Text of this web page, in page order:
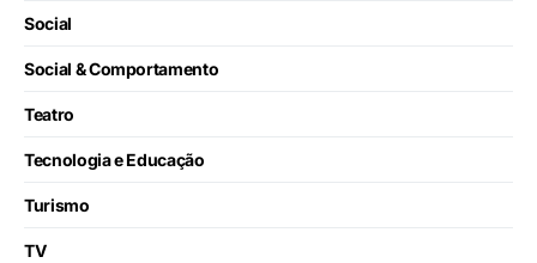
Social
Social & Comportamento
Teatro
Tecnologia e Educação
Turismo
TV